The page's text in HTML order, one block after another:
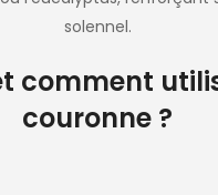
solennel.
comment
couronne ?